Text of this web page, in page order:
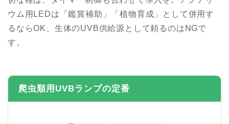
ウム用LEDは「鑑賞補助」「植物育成」として併用す
るならOK、生体のUVB供給源として頼るのはNGで
す。
爬虫類用UVBランプの定番